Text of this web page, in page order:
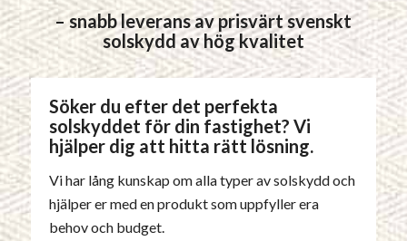
– snabb leverans av prisvärt svenskt
solskydd av hög kvalitet
Söker du efter det perfekta
solskyddet för din fastighet? Vi
hjälper dig att hitta rätt lösning.
Vi har lång kunskap om alla typer av solskydd och
hjälper er med en produkt som uppfyller era
behov och budget.